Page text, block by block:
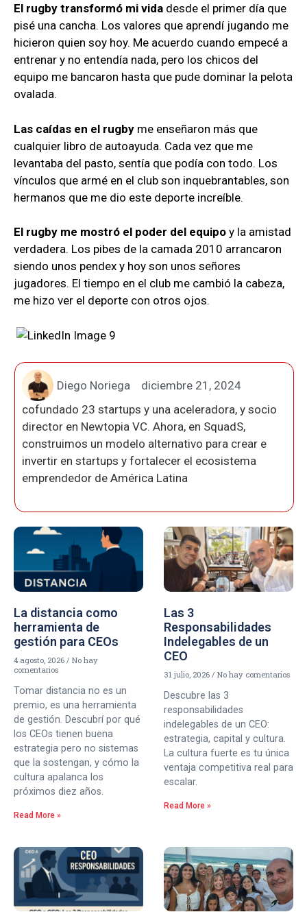
El rugby transformó mi vida desde el primer día que
pisé una cancha. Los valores que aprendí jugando me
hicieron quien soy hoy. Me acuerdo cuando empecé a
entrenar y no entendía nada, pero los chicos del
equipo me bancaron hasta que pude dominar la pelota
ovalada.
Las caídas en el rugby me enseñaron más que
cualquier libro de autoayuda. Cada vez que me
levantaba del pasto, sentía que podía con todo. Los
vínculos que armé en el club son inquebrantables, son
hermanos que me dio este deporte increíble.
El rugby me mostró el poder del equipo y la amistad
verdadera. Los pibes de la camada 2010 arrancaron
siendo unos pendex y hoy son unos señores
jugadores. El tiempo en el club me cambió la cabeza,
me hizo ver el deporte con otros ojos.
Diego Noriega
diciembre 21, 2024
cofundado 23 startups y una aceleradora, y socio
director en Newtopia VC. Ahora, en SquadS,
construimos un modelo alternativo para crear e
invertir en startups y fortalecer el ecosistema
emprendedor de América Latina
La distancia como
herramienta de
gestión para CEOs
4 agosto, 2026
No hay
comentarios
Tomar distancia no es un
premio, es una herramienta
de gestión. Descubrí por qué
los CEOs tienen buena
estrategia pero no sistemas
que la sostengan, y cómo la
cultura apalanca los
próximos diez años.
Read More »
Las 3
Responsabilidades
Indelegables de un
CEO
31 julio, 2026 No hay comentarios
Descubre las 3
responsabilidades
indelegables de un CEO:
estrategia, capital y cultura.
La cultura fuerte es tu única
ventaja competitiva real para
escalar.
Read More »